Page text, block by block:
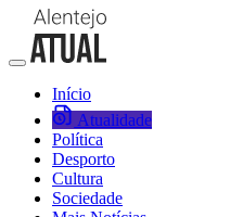
Início
Atualidade
Política
Desporto
Cultura
Sociedade